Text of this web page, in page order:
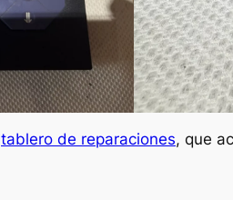
tablero de reparaciones, que